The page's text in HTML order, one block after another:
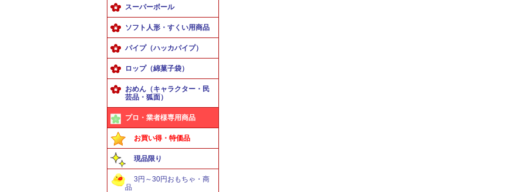
スーパーボール
ソフト人形・すくい用商品
パイプ（ハッカパイプ）
ロップ（綿菓子袋）
おめん（キャラクター・民
芸品・狐面）
プロ・業者様専用商品
お買い得・特価品
現品限り
3円～30円おもちゃ・商
品